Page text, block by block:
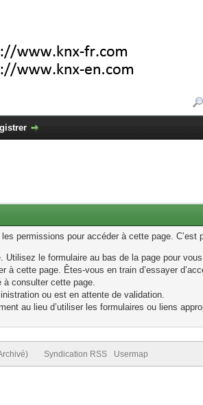
permissions pour accéder à cette page.
Utilisez le formulaire au bas de la page pour
à cette page. Êtes-vous en train d’essayer
à consulter cette page.
ou est en attente de validation.
au lieu d’utiliser les formulaires ou liens
Syndication RSS Usermap